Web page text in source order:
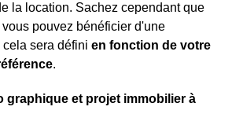
la location. Sachez cependant que
pouvez bénéficier d'une
cela sera défini en fonction de votre
.
graphique et projet immobilier à